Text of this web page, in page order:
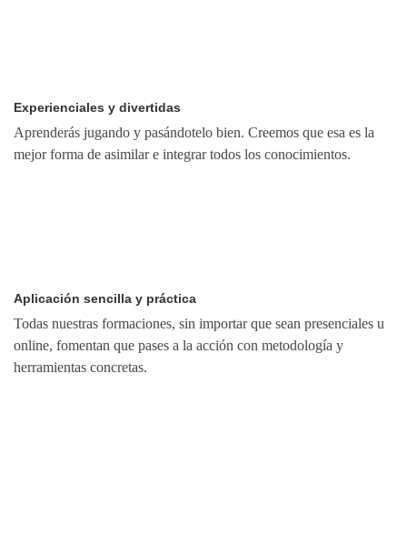
Experienciales y divertidas
Aprenderás jugando y pasándotelo bien. Creemos que esa es la
mejor forma de asimilar e integrar todos los conocimientos.
Aplicación sencilla y práctica
Todas nuestras formaciones, sin importar que sean presenciales u
online, fomentan que pases a la acción con metodología y
herramientas concretas.